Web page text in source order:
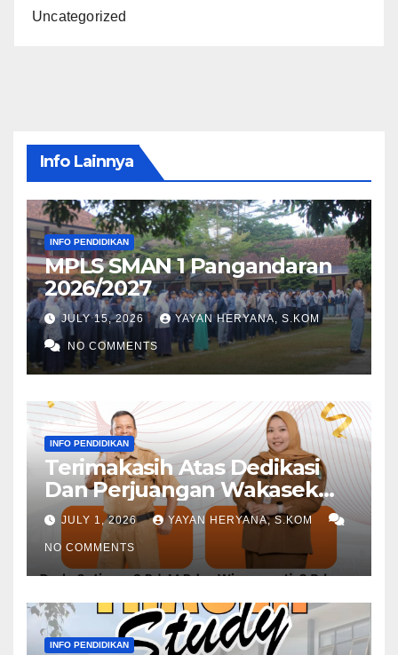
Uncategorized
Info Lainnya
INFO PENDIDIKAN
MPLS SMAN 1 Pangandaran
2026/2027
JULY 15, 2026 YAYAN HERYANA, S.KOM
NO COMMENTS
INFO PENDIDIKAN
Terimakasih Atas Dedikasi
Dan Perjuangan Wakasek
Periode 2024-2026
JULY 1, 2026 YAYAN HERYANA, S.KOM
NO COMMENTS
INFO PENDIDIKAN